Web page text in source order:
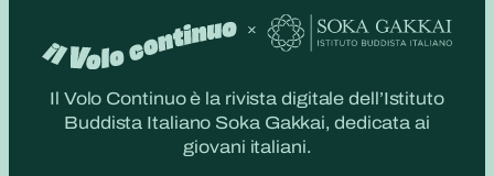
Il Volo Continuo è la rivista digitale dell’Istituto
Buddista Italiano Soka Gakkai, dedicata ai
giovani italiani.